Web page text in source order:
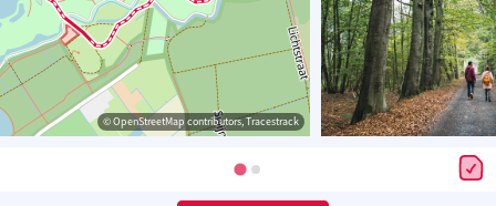
© OpenStreetMap contributors, Tracestrack